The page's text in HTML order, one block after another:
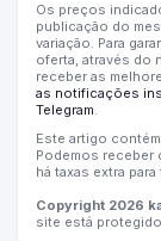
Os preços
publicação do
variação. Para
oferta, através do
receber as
as notificações
Telegram.
Este artigo
Podemos receber
há taxas extra para
Copyright 2026
site está